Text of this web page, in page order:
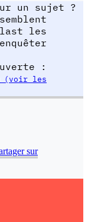
un sujet ?
les
:
(voir les
sur